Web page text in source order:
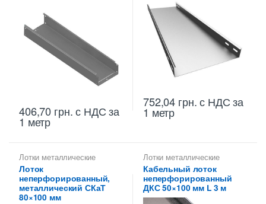
406,70 грн.с НДС за
1 метр
752,04 грн.с НДС за
1 метр
Лотки металлические
высотой 80 мм
Неперфорированные лотки
высотой 80 мм
Лоток
неперфорированный,
металлический СКаТ
80×100 мм
Лотки металлические
высотой 50 мм
неперфорированные ДКС
Металлические огнеупорные
лотки,Неперфорированные
лотки высотой 50 мм
Кабельный лоток
неперфорированный
ДКС 50×100 мм L 3 м